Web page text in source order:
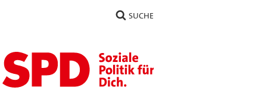
SUCHE